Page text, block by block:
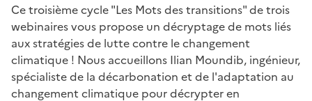
Ce troisième cycle "Les Mots des transitions" de trois
webinaires vous propose un décryptage de mots liés
aux stratégies de lutte contre le changement
climatique ! Nous accueillons Ilian Moundib, ingénieur,
spécialiste de la décarbonation et de l'adaptation au
changement climatique pour décrypter en